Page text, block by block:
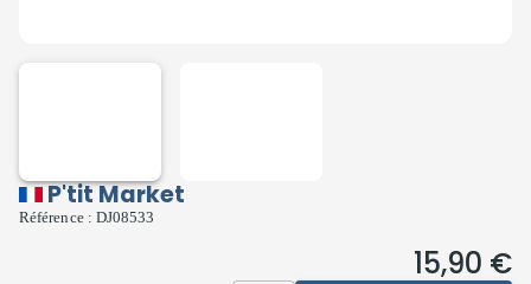
P'tit Market
Référence : DJ08533
15,90 €